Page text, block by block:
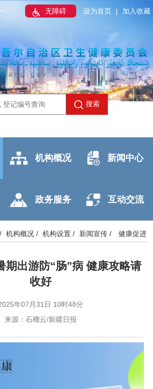
无障碍 设为首页 | 加入收藏
搜索
机构概况 新闻中心
政务服务 互动交流
机构概况/ 机构设置/ 新闻宣传/ 健康促进
期出游防“肠”病 健康攻略请
收好
年07月31日 10时48分
来源：石榴云/新疆日报